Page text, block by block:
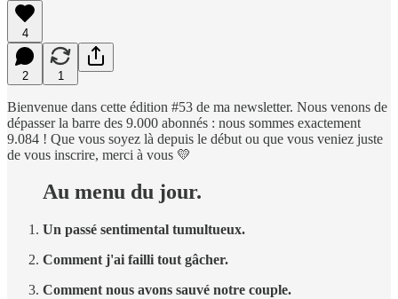
4
2 1
Bienvenue dans cette édition #53 de ma newsletter. Nous venons de
dépasser la barre des 9.000 abonnés : nous sommes exactement
9.084 ! Que vous soyez là depuis le début ou que vous veniez juste
de vous inscrire, merci à vous 💛
Au menu du jour.
Un passé sentimental tumultueux.
Comment j'ai failli tout gâcher.
Comment nous avons sauvé notre couple.